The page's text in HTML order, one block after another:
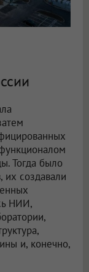
Тогда было
их создавали
НИИ,
и, конечно,